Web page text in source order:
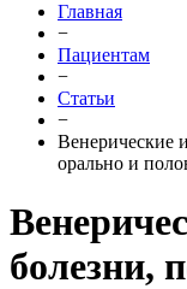
Главная
−
Пациентам
−
Статьи
−
Венерические
орально и
болезни,